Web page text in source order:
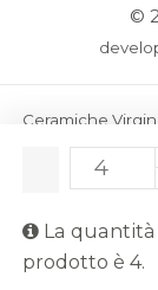
La
prodotto è 4.
©
Ceramiche
euro i.v.] - Via